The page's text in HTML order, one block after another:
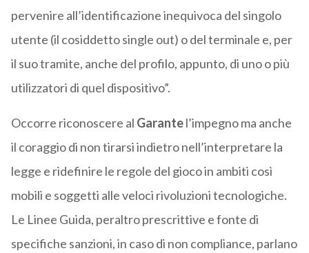
pervenire all’identificazione inequivoca del singolo
utente (il cosiddetto single out) o del terminale e, per
il suo tramite, anche del profilo, appunto, di uno o più
utilizzatori di quel dispositivo”.
Occorre riconoscere al Garantel’impegno ma anche
il coraggio di non tirarsi indietro nell’interpretare la
legge e ridefinire le regole del gioco in ambiti così
mobili e soggetti alle veloci rivoluzioni tecnologiche.
Le Linee Guida, peraltro prescrittive e fonte di
specifiche sanzioni, in caso di non compliance, parlano